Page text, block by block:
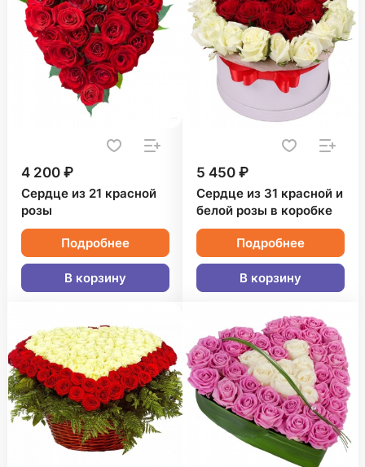
4 200 ₽
Сердце из 21 красной
розы
Подробнее
В корзину
5 450 ₽
Сердце из 31 красной и
белой розы в коробке
Подробнее
В корзину